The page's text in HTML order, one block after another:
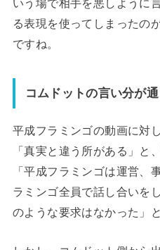
いう場で相手を悪しように
る表現を使ってしまったの
ですね。
コムドットの言い分が
平成フラミンゴの動画に対
「真実と違う所がある」と
「平成フラミンゴは運営、
ラミンゴ全員で話し合いを
のような要求はなかった」